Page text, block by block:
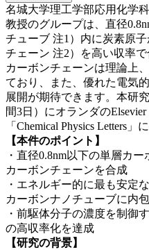
名城大学理工学部応用化学
教授のグループは、直径
チューブ 注1）内に炭素原
チェーン 注2）を高い収率
カーボンチェーンは理論上
ており、また、優れた電気
展開が期待できます。本研
間3日）にオランダの
「Chemical Physics Letters」
【本件のポイント】
・直径0.8nm以下の単層カ
カーボンチェーンを合成
・エネルギー的に最も安定
カーボンナノチューブに内包
・前駆体分子の濃度を制御
の高収率化を達成
【研究の背景】